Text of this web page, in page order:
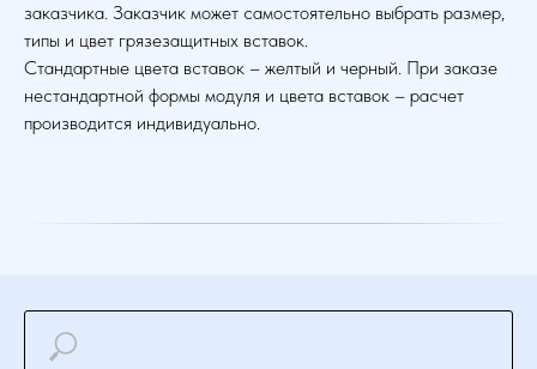
заказчика. Заказчик может самостоятельно выбрать размер,
типы и цвет грязезащитных вставок.
Стандартные цвета вставок – желтый и черный. При заказе
нестандартной формы модуля и цвета вставок – расчет
производится индивидуально.